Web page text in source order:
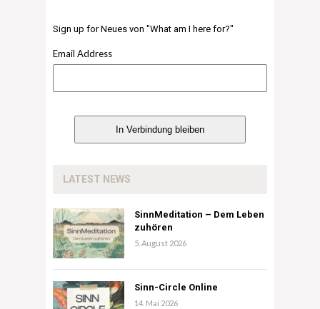
Sign up for Neues von "What am I here for?"
Email Address
LATEST NEWS
SinnMeditation – Dem Leben
zuhören
5. August 2026
Sinn-Circle Online
14. Mai 2026